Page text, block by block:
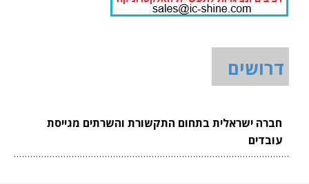
דרושים
חברה ישראלית בתחום התקשורת והשרתים מגייסת
עובדים